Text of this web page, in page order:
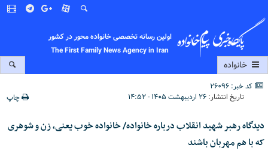
اولین رسانه تخصصی خانواده محور در کشور
The First Family News Agency in Iran
خانواده
کد خبر: 26096
تاریخ انتشار:۲۶ اردیبهشت ۱۴۰۵ - ۱۴:۵۲ چاپ
دیدگاه رهبر شهید انقلاب درباره خانواده/ خانواده خوب یعنی، زن و شوهری
که با هم مهربان باشند